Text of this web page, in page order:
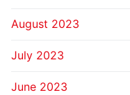
August 2023
July 2023
June 2023